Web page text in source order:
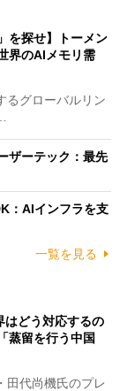
を探せ】トーメン
界のAIメモリ需
るグローバルリン
ザーテック：最先
：AIインフラを支
一覧を見る
どう対応するの
蒸留を行う中国
代尚機氏のプレ